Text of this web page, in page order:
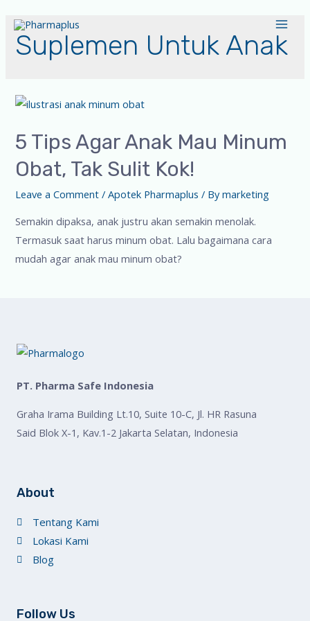
Suplemen Untuk Anak
5 Tips Agar Anak Mau Minum
Obat, Tak Sulit Kok!
Leave a Comment /Apotek Pharmaplus / Bymarketing
Semakin dipaksa, anak justru akan semakin menolak.
Termasuk saat harus minum obat. Lalu bagaimana cara
mudah agar anak mau minum obat?
PT. Pharma Safe Indonesia
Graha Irama Building Lt.10, Suite 10-C, Jl. HR Rasuna
Said Blok X-1, Kav.1-2 Jakarta Selatan, Indonesia
About
Tentang Kami
Lokasi Kami
Blog
Follow Us